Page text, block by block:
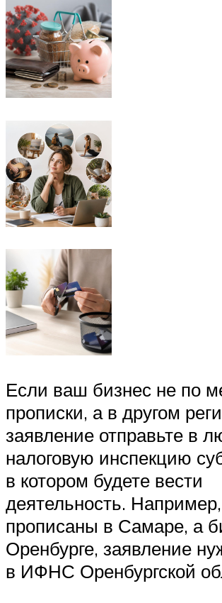
Если ваш бизнес не по
прописки, а в другом
заявление отправьте в
налоговую инспекцию
в котором будете вести
деятельность.
прописаны в Самаре, а
Оренбурге, заявление
в ИФНС Оренбургской